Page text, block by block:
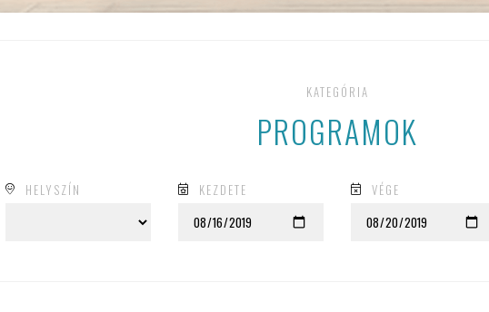
KATEGÓRIA
PROGRAMOK
HELYSZÍN KEZDETE VÉGE